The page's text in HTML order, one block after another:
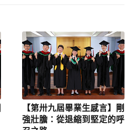
【第卅九屆畢業生感言】剛
強壯膽：從退縮到堅定的呼